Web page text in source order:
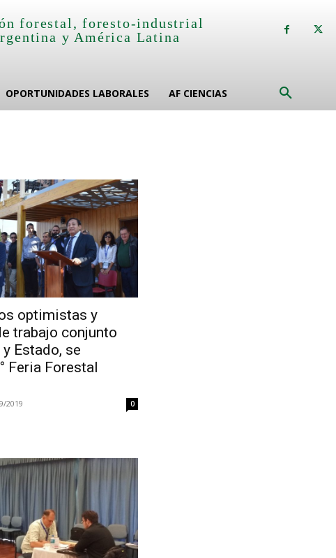
forestal, foresto-industrial
y América Latina
OPORTUNIDADES LABORALES AF CIENCIAS
optimistas y
trabajo conjunto
Estado, se
Feria Forestal
2019 0